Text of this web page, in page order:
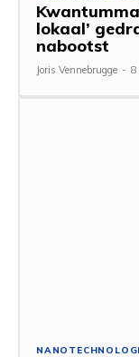
lokaal’
nabootst
Joris Vennebrugge - 8